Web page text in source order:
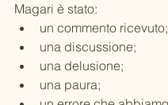
Magari è stato:
un commento ricevuto;
una discussione;
una delusione;
una paura;